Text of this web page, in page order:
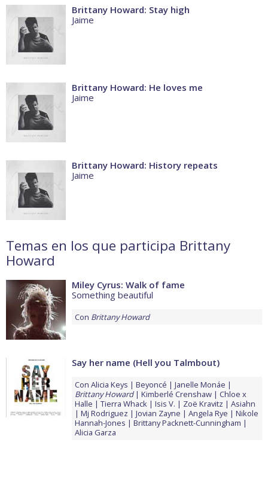
Brittany Howard: Stay high
Jaime
Brittany Howard: He loves me
Jaime
Brittany Howard: History repeats
Jaime
Temas en los que participa Brittany
Howard
Miley Cyrus: Walk of fame
Something beautiful
Con Brittany Howard
Say her name (Hell you Talmbout)
Con Alicia Keys Beyoncé
Janelle Monáe
Brittany Howard
Kimberlé Crenshaw
Chloe x
Halle
Tierra Whack Isis V. Zoë Kravitz
Asiahn
Mj Rodriguez
Jovian Zayne Angela Rye
Nikole
Hannah-Jones
Brittany Packnett-Cunningham
Alicia Garza